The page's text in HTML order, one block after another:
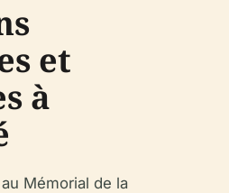
et
à
Mémorial de la